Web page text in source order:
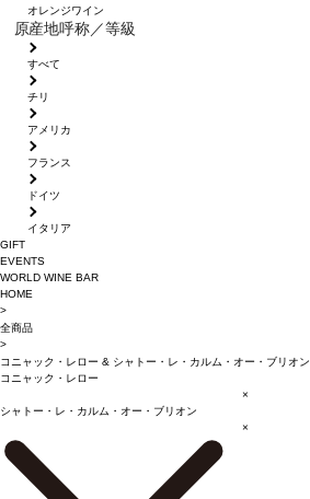
オレンジワイン
原産地呼称／等級
すべて
チリ
アメリカ
フランス
ドイツ
イタリア
GIFT
EVENTS
WORLD WINE BAR
HOME
>
全商品
>
コニャック・レロー & シャトー・レ・カルム・オー・ブリオン
コニャック・レロー
×
シャトー・レ・カルム・オー・ブリオン
×